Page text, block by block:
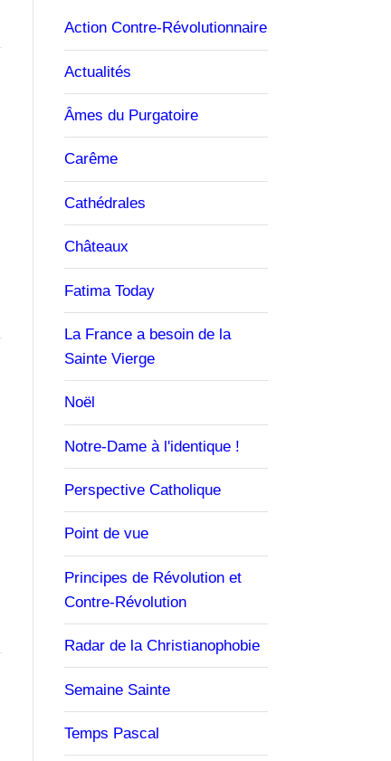
Action Contre-Révolutionnaire
Actualités
Âmes du Purgatoire
Carême
Cathédrales
Châteaux
Fatima Today
La France a besoin de la
Sainte Vierge
Noël
Notre-Dame à l'identique !
Perspective Catholique
Point de vue
Principes de Révolution et
Contre-Révolution
Radar de la Christianophobie
Semaine Sainte
Temps Pascal